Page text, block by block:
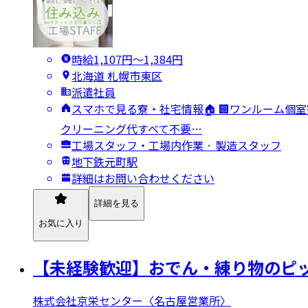
時給1,107円〜1,384円
北海道 札幌市東区
派遣社員
スマホで見る寮・社宅情報🏠 🏢ワンルーム個
クリーニング代すべて不要…
工場スタッフ・工場内作業 · 製造スタッフ
地下鉄元町駅
詳細はお問い合わせください
お気に入り
詳細を見る
【未経験歓迎】おでん・練り物の
株式会社京栄センター〈名古屋営業所〉